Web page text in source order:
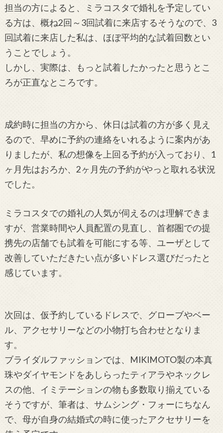
担当の方によると、ミラコスタで婚礼を予定してい
る方は、概ね2回～3回試着に来店するそうなので、3
回試着に来店した私は、ほぼ平均的な試着回数とい
うことでしょう。
しかし、実際は、もっと試着したかったと思うとこ
ろが正直なところです。
成約時に担当の方から、休日は試着の方が多く見え
るので、早めに予約の連絡をいれるように案内があ
りましたが、私の想像を上回る予約が入っており、1
ヶ月先はおろか、2ヶ月先の予約がやっと取れる状況
でした。
ミラコスタでの婚礼の人気が伺えるのは理解できま
すが、営業時間や人員配置の見直し、首都圏での提
携先の店舗でも試着を可能にする等、ユーザとして
改善していただきたい点が多いドレス選びだったと
感じています。
次回は、仮予約しているドレスで、グローブやベー
ル、アクセサリーなどの小物打ち合わせとなりま
す。
ブライダルファッションでは、MIKIMOTO製の本真
珠やダイヤモンドをあしらったティアラやネックレ
スの他、イミテーションの物も多数取り揃えている
そうですが、筆者は、サムシング・フォーにちなん
で、母が自身の結婚式の時に使ったアクセサリーを